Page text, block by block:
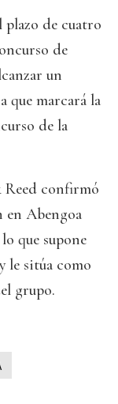
de cuatro
de
un
que marcará la
de la
Reed confirmó
en Abengoa
que supone
le sitúa como
grupo.